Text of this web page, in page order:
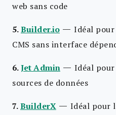
web sans code
5.Builder.io — Idéal pour
CMS sans interface
6.Jet Admin — Idéal
sources de données
7.BuilderX — Idéal pour